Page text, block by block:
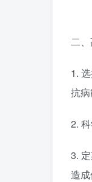
二
1.
抗病
2.
3.
造成